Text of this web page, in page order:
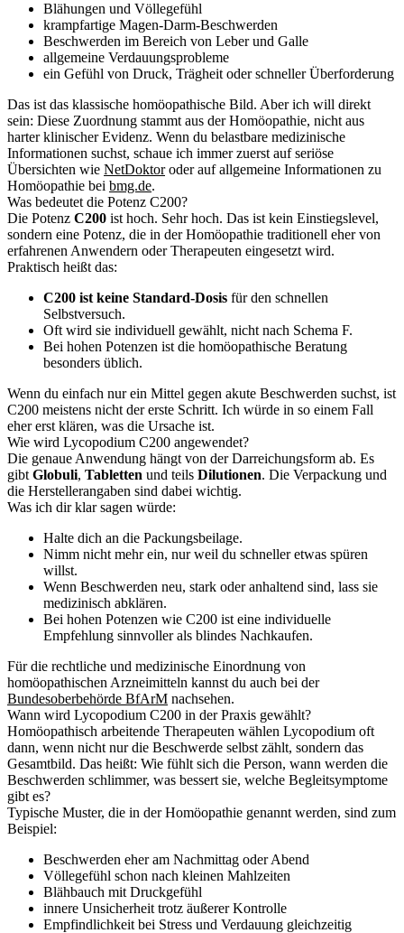
Blähungen und Völlegefühl
krampfartige Magen-Darm-Beschwerden
Beschwerden im Bereich von Leber und Galle
allgemeine Verdauungsprobleme
ein Gefühl von Druck, Trägheit oder schneller Überforderung
Das ist das klassische homöopathische Bild. Aber ich will direkt
sein: Diese Zuordnung stammt aus der Homöopathie, nicht aus
harter klinischer Evidenz. Wenn du belastbare medizinische
Informationen suchst, schaue ich immer zuerst auf seriöse
Übersichten wie NetDoktoroder auf allgemeine Informationen zu
Homöopathie bei bmg.de.
Was bedeutet die Potenz C200?
Die Potenz C200 ist hoch. Sehr hoch. Das ist kein Einstiegslevel,
sondern eine Potenz, die in der Homöopathie traditionell eher von
erfahrenen Anwendern oder Therapeuten eingesetzt wird.
Praktisch heißt das:
C200 ist keine Standard-Dosis für den schnellen
Selbstversuch.
Oft wird sie individuell gewählt, nicht nach Schema F.
Bei hohen Potenzen ist die homöopathische Beratung
besonders üblich.
Wenn du einfach nur ein Mittel gegen akute Beschwerden suchst, ist
C200 meistens nicht der erste Schritt. Ich würde in so einem Fall
eher erst klären, was die Ursache ist.
Wie wird Lycopodium C200 angewendet?
Die genaue Anwendung hängt von der Darreichungsform ab. Es
gibt Globuli, Tabletten und teils Dilutionen. Die Verpackung und
die Herstellerangaben sind dabei wichtig.
Was ich dir klar sagen würde:
Halte dich an die Packungsbeilage.
Nimm nicht mehr ein, nur weil du schneller etwas spüren
willst.
Wenn Beschwerden neu, stark oder anhaltend sind, lass sie
medizinisch abklären.
Bei hohen Potenzen wie C200 ist eine individuelle
Empfehlung sinnvoller als blindes Nachkaufen.
Für die rechtliche und medizinische Einordnung von
homöopathischen Arzneimitteln kannst du auch bei der
Bundesoberbehörde BfArM nachsehen.
Wann wird Lycopodium C200 in der Praxis gewählt?
Homöopathisch arbeitende Therapeuten wählen Lycopodium oft
dann, wenn nicht nur die Beschwerde selbst zählt, sondern das
Gesamtbild. Das heißt: Wie fühlt sich die Person, wann werden die
Beschwerden schlimmer, was bessert sie, welche Begleitsymptome
gibt es?
Typische Muster, die in der Homöopathie genannt werden, sind zum
Beispiel:
Beschwerden eher am Nachmittag oder Abend
Völlegefühl schon nach kleinen Mahlzeiten
Blähbauch mit Druckgefühl
innere Unsicherheit trotz äußerer Kontrolle
Empfindlichkeit bei Stress und Verdauung gleichzeitig